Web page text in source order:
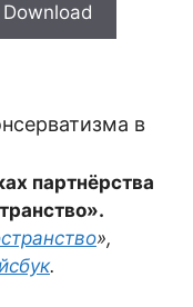
Download
в
партнёрства
»,
.